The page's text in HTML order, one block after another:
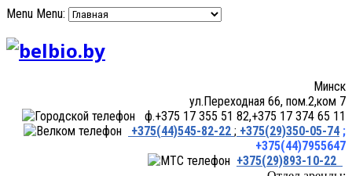
Menu Menu:
Минск
ул.Переходная 66, пом.2,ком 7
ф.+375 17 355 51 82,+375 17 374 65 11
+375(44)545-82-22 ; +375(29)350-05-74 ;
+375(44)7955647
+375(29)893-10-22